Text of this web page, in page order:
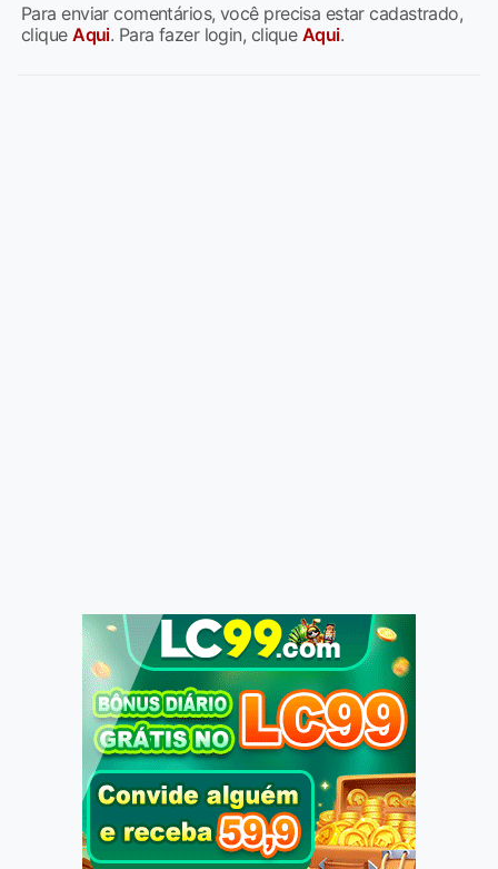
Para enviar comentários, você precisa estar cadastrado,
cliqueAqui. Para fazer login, clique Aqui.